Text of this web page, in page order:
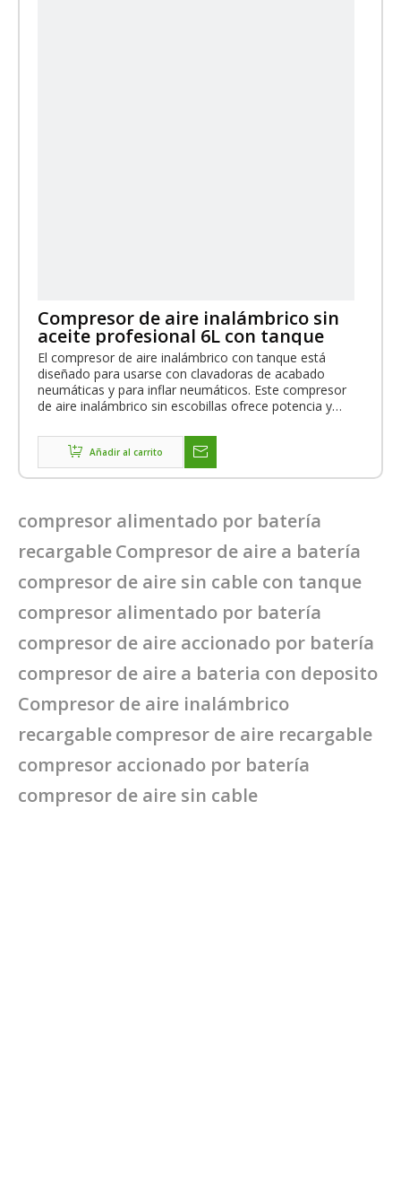
Compresor de aire inalámbrico sin
aceite profesional 6L con tanque
El compresor de aire inalámbrico con tanque está
diseñado para usarse con clavadoras de acabado
neumáticas y para inflar neumáticos. Este compresor
de aire inalámbrico sin escobillas ofrece potencia y
aplicaciones, desde trabajos de acabado hasta
recortes. Añadir al carrito
compresor alimentado por batería
recargableCompresor de aire a batería
compresor de aire sin cable con tanque
compresor alimentado por batería
compresor de aire accionado por batería
compresor de aire a bateria con deposito
Compresor de aire inalámbrico
recargablecompresor de aire recargable
compresor accionado por batería
compresor de aire sin cable